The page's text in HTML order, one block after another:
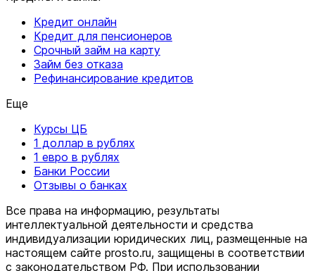
Кредит онлайн
Кредит для пенсионеров
Срочный займ на карту
Займ без отказа
Рефинансирование кредитов
Еще
Курсы ЦБ
1 доллар в рублях
1 евро в рублях
Банки России
Отзывы о банках
Все права на информацию, результаты
интеллектуальной деятельности и средства
индивидуализации юридических лиц, размещенные на
настоящем сайте prosto.ru, защищены в соответствии
c законодательством РФ. При использовании